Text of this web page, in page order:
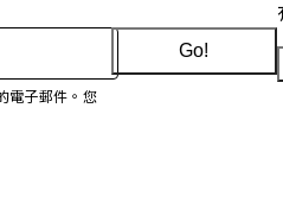
電子郵件。您
Go!